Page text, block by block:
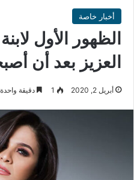
أخبار خاصة
الظهور الأول
العزيز بعد أن
أبريل 2, 2020 1 دقيقة واحدة